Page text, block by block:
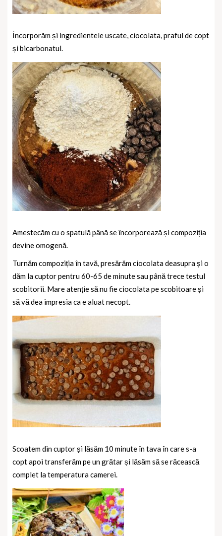
Încorporăm și ingredientele uscate, ciocolata, praful de copt
și bicarbonatul.
Amestecăm cu o spatulă până se încorporează și compoziția
devine omogenă.
Turnăm compoziția în tavă, presărăm ciocolata deasupra și o
dăm la cuptor pentru 60-65 de minute sau până trece testul
scobitorii. Mare atenție să nu fie ciocolata pe scobitoare și
să vă dea impresia ca e aluat necopt.
Scoatem din cuptor și lăsăm 10 minute în tava în care s-a
copt apoi transferăm pe un grătar și lăsăm să se răcească
complet la temperatura camerei.